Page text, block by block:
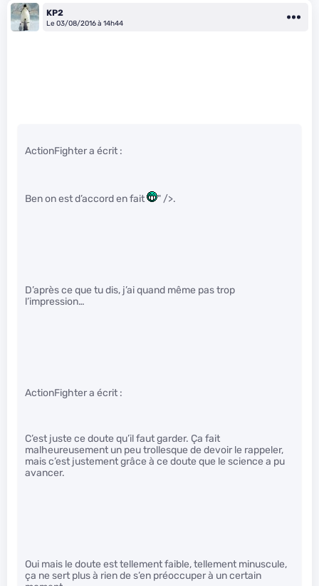
KP2
Le 03/08/2016 à 14h44
ActionFighter a écrit :
Ben on est d’accord en fait " />.
D’après ce que tu dis, j’ai quand même pas trop
l’impression…
ActionFighter a écrit :
C’est juste ce doute qu’il faut garder. Ça fait
malheureusement un peu trollesque de devoir le rappeler,
mais c’est justement grâce à ce doute que le science a pu
avancer.
Oui mais le doute est tellement faible, tellement minuscule,
ça ne sert plus à rien de s’en préoccuper à un certain